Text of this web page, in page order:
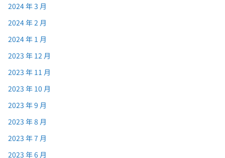
2024 年 3 月
2024 年 2 月
2024 年 1 月
2023 年 12 月
2023 年 11 月
2023 年 10 月
2023 年 9 月
2023 年 8 月
2023 年 7 月
2023 年 6 月